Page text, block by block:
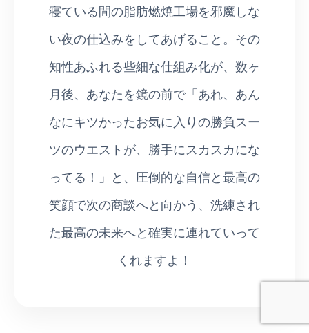
寝ている間の脂肪燃焼工場を邪魔しな
い夜の仕込みをしてあげること。その
知性あふれる些細な仕組み化が、数ヶ
月後、あなたを鏡の前で「あれ、あん
なにキツかったお気に入りの勝負スー
ツのウエストが、勝手にスカスカにな
ってる！」と、圧倒的な自信と最高の
笑顔で次の商談へと向かう、洗練され
た最高の未来へと確実に連れていって
くれますよ！